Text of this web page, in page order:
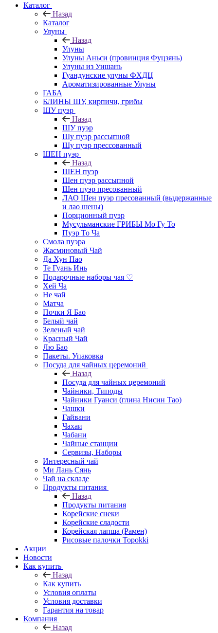
Каталог
Назад
Каталог
Улуны
Назад
Улуны
Улуны Аньси (провинция Фуцзянь)
Улуны из Уишань
Гуандунские улуны ФХДЦ
Ароматизированные Улуны
ГАБА
БЛИНЫ ШУ, кирпичи, грибы
ШУ пуэр
Назад
ШУ пуэр
Шу пуэр рассыпной
Шу пуэр прессованный
ШЕН пуэр
Назад
ШЕН пуэр
Шен пуэр рассыпной
Шен пуэр пресованный
ЛАО Шен пуэр пресованный (выдержанные
и лао шены)
Порционный пуэр
Мусульманские ГРИБЫ Мо Гу То
Пуэр То Ча
Смола пуэра
Жасминовый Чай
Да Хун Пао
Те Гуань Инь
Подарочные наборы чая ♡
Хей Ча
Не чай
Матча
Почки Я Бао
Белый чай
Зеленый чай
Красный Чай
Лю Бао
Пакеты. Упаковка
Посуда для чайных церемоний
Назад
Посуда для чайных церемоний
Чайники, Типоды
Чайники Гуанси (глина Нисин Тао)
Чашки
Гайвани
Чахаи
Чабани
Чайные станции
Сервизы, Наборы
Интересный чай
Ми Лань Сянь
Чай на складе
Продукты питания
Назад
Продукты питания
Корейские снеки
Корейские сладости
Корейская лапша (Рамен)
Рисовые палочки Topokki
Акции
Новости
Как купить
Назад
Как купить
Условия оплаты
Условия доставки
Гарантия на товар
Компания
Назад